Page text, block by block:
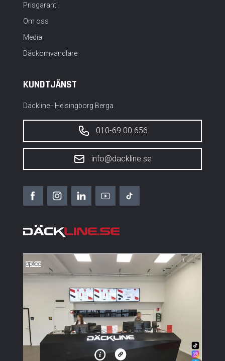
Prisgaranti
Om oss
Media
Däckomvandlare
KUNDTJÄNST
Däckline - Helsingborg Berga
010-69 00 656
info@dackline.se